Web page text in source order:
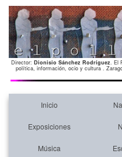
Director: Dionisio Sánchez Rodríguez. El
política, información, ocio y cultura .
Inicio
Exposiciones
Música